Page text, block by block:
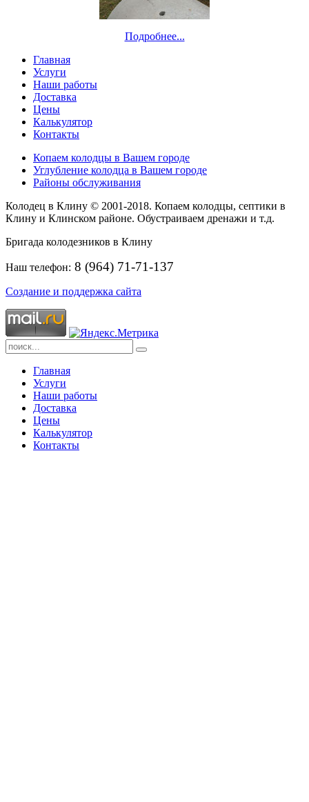
Подробнее...
Главная
Услуги
Наши работы
Доставка
Цены
Калькулятор
Контакты
Копаем колодцы в Вашем городе
Углубление колодца в Вашем городе
Районы обслуживания
Колодец в Клину © 2001-2018. Копаем колодцы, септики в
Клину и Клинском районе. Обустраиваем дренажи и т.д.
Бригада колодезников в Клину
Наш телефон: 8 (964) 71-71-137
Создание и поддержка сайта
Главная
Услуги
Наши работы
Доставка
Цены
Калькулятор
Контакты